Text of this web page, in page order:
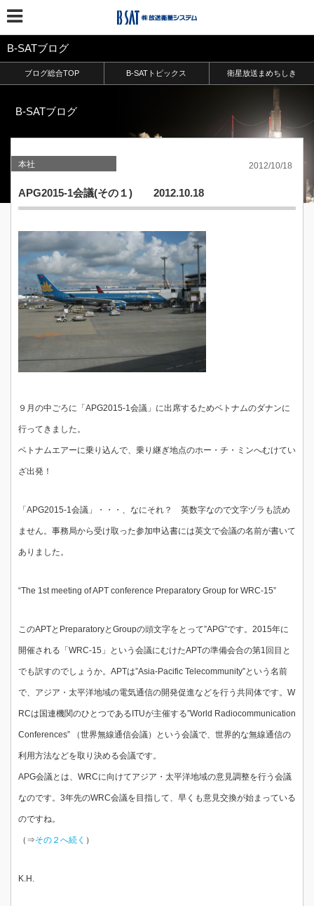
B-SATブログ
ブログ総合TOP B-SATトピックス 衛星放送まめちしき
B-SATブログ
本社 2012/10/18
APG2015-1会議(その１) 2012.10.18
９月の中ごろに「APG2015-1会議」に出席するためベトナムのダナンに
行ってきました。
ベトナムエアーに乗り込んで、乗り継ぎ地点のホー・チ・ミンへむけてい
ざ出発！
「APG2015-1会議」・・・、なにそれ？ 英数字なので文字ヅラも読め
ません。事務局から受け取った参加申込書には英文で会議の名前が書いて
ありました。
“The 1st meeting of APT conference Preparatory Group for WRC-15”
このAPTとPreparatoryとGroupの頭文字をとって”APG”です。2015年に
開催される「WRC-15」という会議にむけたAPTの準備会合の第1回目と
でも訳すのでしょうか。APTは”Asia-Pacific Telecommunity”という名前
で、アジア・太平洋地域の電気通信の開発促進などを行う共同体です。W
RCは国連機関のひとつであるITUが主催する”World Radiocommunication
Conferences” （世界無線通信会議）という会議で、世界的な無線通信の
利用方法などを取り決める会議です。
APG会議とは、WRCに向けてアジア・太平洋地域の意見調整を行う会議
なのです。3年先のWRC会議を目指して、早くも意見交換が始まっている
のですね。
（⇒その２へ続く ）
K.H.